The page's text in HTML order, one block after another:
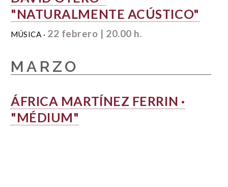
"NATURALMENTE ACÚSTICO"
MÚSICA · 22 febrero | 20.00 h.
MARZO
ÁFRICA MARTÍNEZ FERRIN ·
"MÉDIUM"